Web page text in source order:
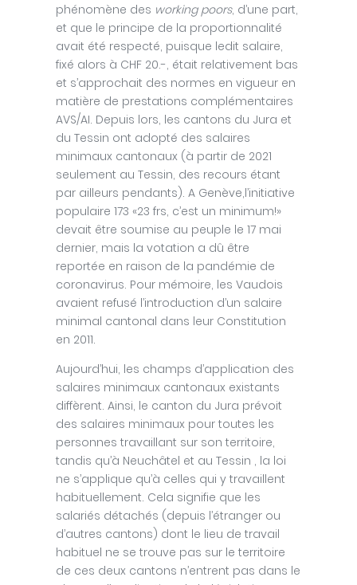
phénomène des working poors, d’une part,
et que le principe de la proportionnalité
avait été respecté, puisque ledit salaire,
fixé alors à CHF 20.-, était relativement bas
et s’approchait des normes en vigueur en
matière de prestations complémentaires
AVS/AI. Depuis lors, les cantons du Jura et
du Tessin ont adopté des salaires
minimaux cantonaux (à partir de 2021
seulement au Tessin, des recours étant
par ailleurs pendants). A Genève,l’initiative
populaire 173 «23 frs, c’est un minimum!»
devait être soumise au peuple le 17 mai
dernier, mais la votation a dû être
reportée en raison de la pandémie de
coronavirus. Pour mémoire, les Vaudois
avaient refusé l’introduction d’un salaire
minimal cantonal dans leur Constitution
en 2011.
Aujourd’hui, les champs d’application des
salaires minimaux cantonaux existants
diffèrent. Ainsi, le canton du Jura prévoit
des salaires minimaux pour toutes les
personnes travaillant sur son territoire,
tandis qu’à Neuchâtel et au Tessin , la loi
ne s’applique qu’à celles qui y travaillent
habituellement. Cela signifie que les
salariés détachés (depuis l’étranger ou
d’autres cantons) dont le lieu de travail
habituel ne se trouve pas sur le territoire
de ces deux cantons n’entrent pas dans le